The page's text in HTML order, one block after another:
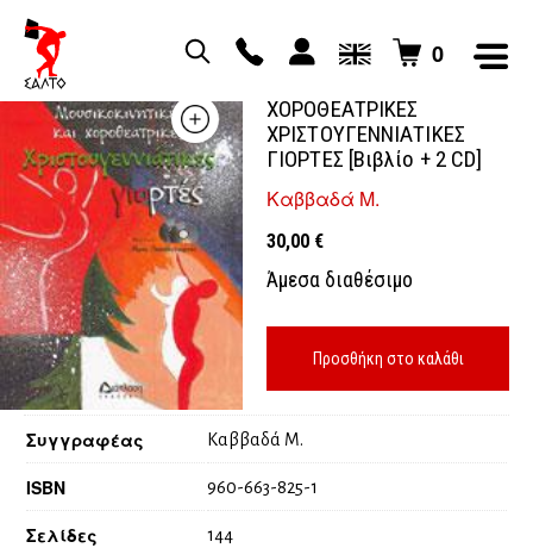
0
ΧΟΡΟΘΕΑΤΡΙΚΕΣ
ΧΡΙΣΤΟΥΓΕΝΝΙΑΤΙΚΕΣ
ΓΙΟΡΤΕΣ [Βιβλίο + 2 CD]
Καββαδά Μ.
30,00 €
Άμεσα διαθέσιμο
Προσθήκη στο καλάθι
Συγγραφέας Καββαδά Μ.
ISBN 960-663-825-1
Σελίδες 144